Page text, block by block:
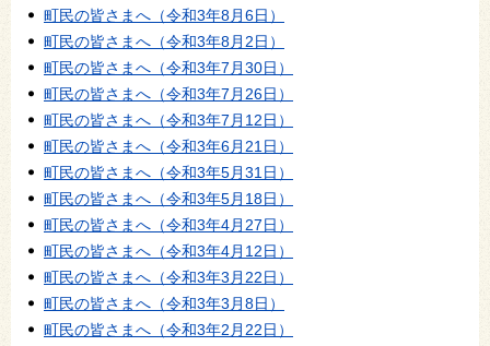
町民の皆さまへ（令和3年8月6日）
町民の皆さまへ（令和3年8月2日）
町民の皆さまへ（令和3年7月30日）
町民の皆さまへ（令和3年7月26日）
町民の皆さまへ（令和3年7月12日）
町民の皆さまへ（令和3年6月21日）
町民の皆さまへ（令和3年5月31日）
町民の皆さまへ（令和3年5月18日）
町民の皆さまへ（令和3年4月27日）
町民の皆さまへ（令和3年4月12日）
町民の皆さまへ（令和3年3月22日）
町民の皆さまへ（令和3年3月8日）
町民の皆さまへ（令和3年2月22日）